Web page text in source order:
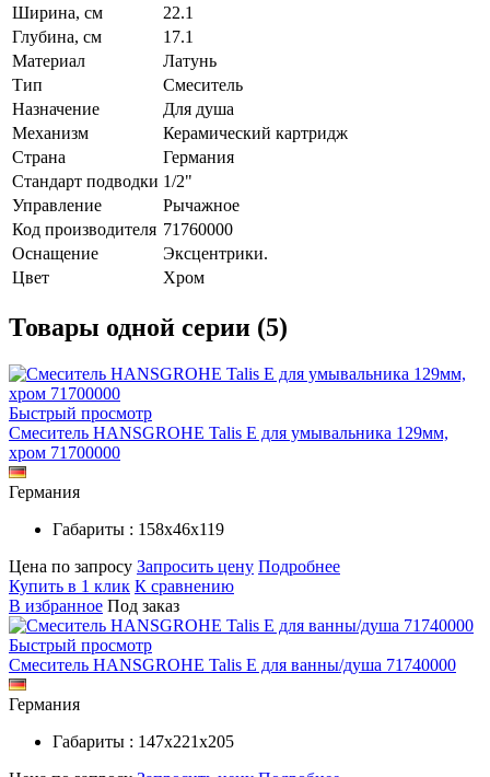
Ширина, см
22.1
Глубина, см
17.1
Материал
Латунь
Тип
Смеситель
Назначение
Для душа
Механизм
Керамический картридж
Страна
Германия
Стандарт подводки 1/2"
Управление
Рычажное
Код производителя 71760000
Оснащение
Эксцентрики.
Цвет
Хром
Товары одной серии (5)
Быстрый просмотр
Смеситель HANSGROHE Talis E для умывальника 129мм,
хром 71700000
Германия
Габариты : 158х46х119
Цена по запросу Запросить цену Подробнее
Купить в 1 клик К сравнению
В избранное Под заказ
Быстрый просмотр
Смеситель HANSGROHE Talis E для ванны/душа 71740000
Германия
Габариты : 147х221х205